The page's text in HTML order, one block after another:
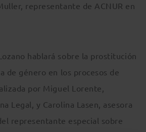
representante de ACNUR en
hablará sobre la prostitución
de género en los procesos de
por Miguel Lorente,
Legal, y Carolina Lasen, asesora
representante especial sobre